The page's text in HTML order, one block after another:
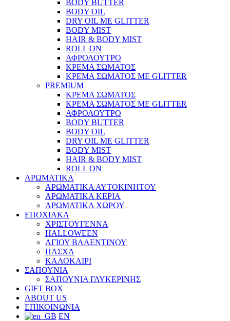
BODY BUTTER
BODY OIL
DRY OIL ΜΕ GLITTER
BODY MIST
HAIR & BODY MIST
ROLL ON
ΑΦΡΟΛΟΥΤΡΟ
ΚΡΕΜΑ ΣΩΜΑΤΟΣ
ΚΡΕΜΑ ΣΩΜΑΤΟΣ ΜΕ GLITTER
PREMIUM
ΚΡΕΜΑ ΣΩΜΑΤΟΣ
ΚΡΕΜΑ ΣΩΜΑΤΟΣ ΜΕ GLITTER
ΑΦΡΟΛΟΥΤΡΟ
BODY BUTTER
BODY OIL
DRY OIL ΜΕ GLITTER
BODY MIST
HAIR & BODY MIST
ROLL ON
ΑΡΩΜΑΤΙΚΑ
ΑΡΩΜΑΤΙΚΑ ΑΥΤΟΚΙΝΗΤΟΥ
ΑΡΩΜΑΤΙΚΑ ΚΕΡΙΑ
ΑΡΩΜΑΤΙΚΑ ΧΩΡΟΥ
ΕΠΟΧΙΑΚΑ
ΧΡΙΣΤΟΥΓΕΝΝΑ
HALLOWEEN
ΑΓΙΟΥ ΒΑΛΕΝΤΙΝΟΥ
ΠΑΣΧΑ
ΚΑΛΟΚΑΙΡΙ
ΣΑΠΟΥΝΙΑ
ΣΑΠΟΥΝΙΑ ΓΛΥΚΕΡΙΝΗΣ
GIFT BOX
ABOUT US
ΕΠΙΚΟΙΝΩΝΙΑ
EN